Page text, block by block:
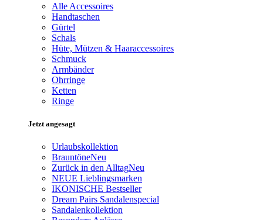
Alle Accessoires
Handtaschen
Gürtel
Schals
Hüte, Mützen & Haaraccessoires
Schmuck
Armbänder
Ohrringe
Ketten
Ringe
Jetzt angesagt
Urlaubskollektion
BrauntöneNeu
Zurück in den AlltagNeu
NEUE Lieblingsmarken
IKONISCHE Bestseller
Dream Pairs Sandalenspecial
Sandalenkollektion